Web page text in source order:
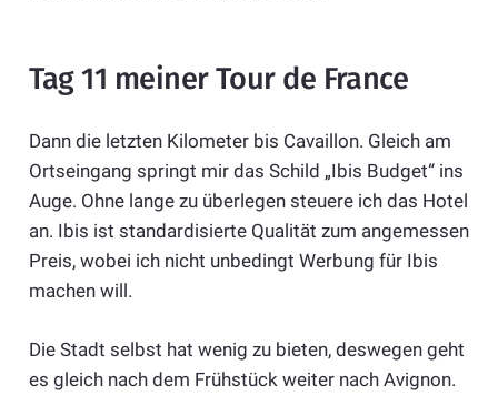
Tag 11 meiner Tour de France
Dann die letzten Kilometer bis Cavaillon. Gleich am
Ortseingang springt mir das Schild „Ibis Budget“ ins
Auge. Ohne lange zu überlegen steuere ich das Hotel
an. Ibis ist standardisierte Qualität zum angemessen
Preis, wobei ich nicht unbedingt Werbung für Ibis
machen will.
Die Stadt selbst hat wenig zu bieten, deswegen geht
es gleich nach dem Frühstück weiter nach Avignon.